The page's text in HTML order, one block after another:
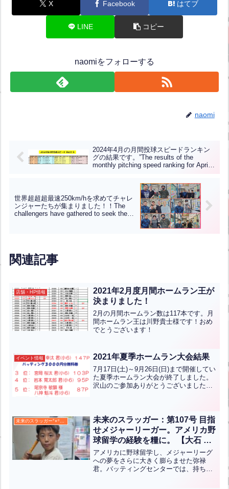
X Facebook はてブ
LINE コピー
naomiをフォローする
naomi
2024年4月の月間投球スピードランキン
グの結果です。”The results of the
monthly pitching speed ranking for April
世界超超超最速250km/hを求めてチャレ
ンジャーたちが集まりました！！The
challengers have gathered to seek the
関連記事
店舗・HP情報
2021年2月度月間ホームラン王が
決まりました！
2月の月間ホームラン数は117本です。月
間ホームラン王は川野貴士様です！おめ
でとうございます！
イベント情報 2021年夏季ホームラン大会結果
7月17日(土)～9月26日(日)まで開催してい
た夏季ホームラン大会が終了しました。
沢山のご参加ありがとうございました！
す！！...全文はクリック
未来のスラッガー：第107号 目指
せメジャーリーガー。アメリカ野
球留学の経験を糧に。 【大石 弥
禄】
アメリカに野球留学し、メジャーリーグ
への夢をさらに大きく膨らませた弥禄
君。バッティングセンターでは、持ち前